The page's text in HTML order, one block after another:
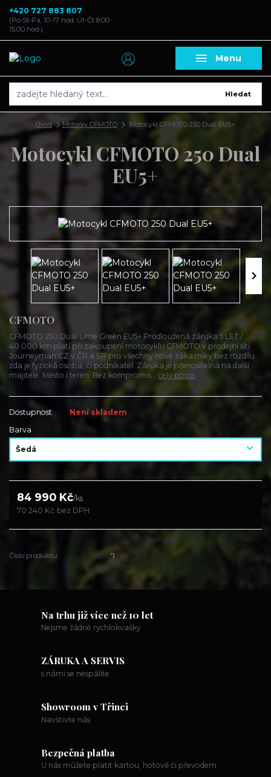
Menu
Hledat
+420 727 883 807
(Po-St-Pá, 10-17 hod. Út-Čt 8.00-
15.00 hod.)
Úvod Motorky CFMOTO Motocykl CFMOTO 250 Dual EU5+
Motocykl CFMOTO 250 Dual
EU5+
CFMOTO
CFMOTO 250 Dual Lime Green EU5+ Prodloužená záruka 5 LET /
40.000 km platí při zakoupení motocyklu CFMOTO v prodejní síti
Journeyman CZ v ČR a SR pro všechny nové zákazníky bez rozdílu
zda je fyzická osoba, či podnikatel. Záruka je přenositelná na další
majitele. Město i terén. Bez kompromis... celý popis
Dostupnost
Není skladem
Barva
84 990 Kč/ks
70 240 Kč bez DPH
Číslo produktu: '1
Na trhu již více než 10 let
Nejsme žádné rychlokvašky
ZÁRUKA A SERVIS
s námi se nespálíte
Showroom v Třinci
Navštivte nás
Bezpečná platba
U nás můžete platit kartou, hotově či převodem